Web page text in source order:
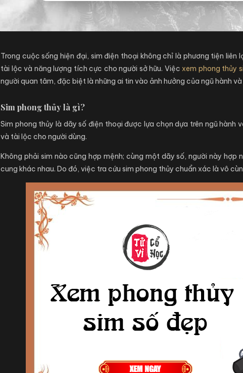
Trong cuộc sống hiện đại, sim điện thoại không chỉ là phương tiện
tài lộc và năng lượng tích cực cho người sở hữu. Việc xem phong thủy
người quan tâm, đặc biệt là những ai tin vào ảnh hưởng của ngũ hành
Sim phong thủy là gì?
Sim phong thủy là dãy số điện thoại được lựa chọn dựa trên ngũ
và tài lộc cho người dùng.
Không phải sim nào cũng hợp mệnh; cùng một dãy số, người này
cung khác nhau. Do đó, việc tra cứu sim phong thủy chuẩn xác là vô